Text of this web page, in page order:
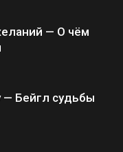
— О чём
— Бейгл судьбы